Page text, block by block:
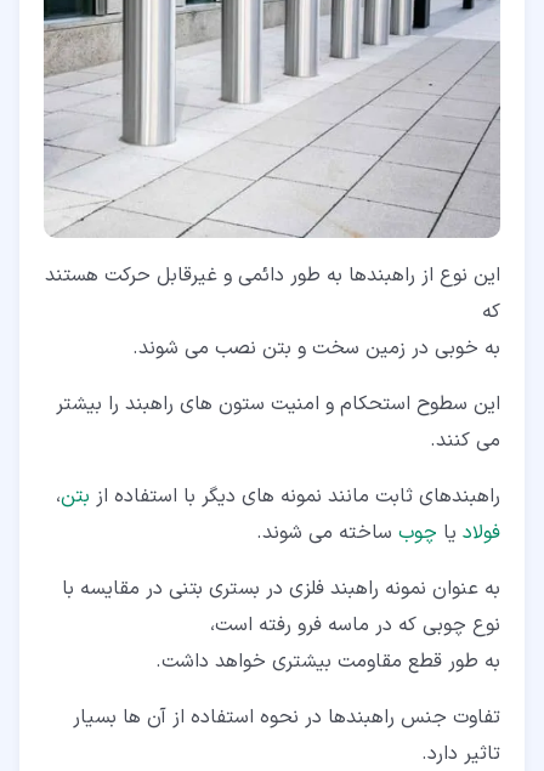
این نوع از راهبندها به طور دائمی و غیرقابل حرکت هستند
که
به خوبی در زمین سخت و بتن نصب می شوند.
این سطوح استحکام و امنیت ستون های راهبند را بیشتر
می کنند.
راهبندهای ثابت مانند نمونه های دیگر با استفاده از بتن،
فولاد یا چوب ساخته می شوند.
به عنوان نمونه راهبند فلزی در بستری بتنی در مقایسه با
نوع چوبی که در ماسه فرو رفته است،
به طور قطع مقاومت بیشتری خواهد داشت.
تفاوت جنس راهبندها در نحوه استفاده از آن ها بسیار
تاثیر دارد.